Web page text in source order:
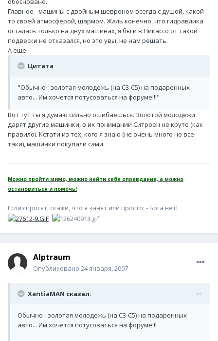
Главное - машины с двойным шевроном всегда с душой, какой-
то своей атмосферой, шармом. Жаль конечно, что гидравлика
осталась только на двух машинах, я бы и в Пикассо от такой
подвески не отказался, но это увы, не нам решать.
А еще:
Цитата
"Обычно - золотая молодежь (на С3-С5) на подаренных
авто... Им хочется потусоваться на форуме!!!"
Вот тут ты я думаю сильно ошибаешься. Золотой молодежи
дарят другие машинки, в их понимании Ситроен не круто (как
правило). Кстати из тех, кого я знаю (не очень много но все-
таки), машинки покупали сами.
Можно пройти мимо, можно найти себе оправдание, а можно
остановиться и помочь!
Если спросят, скажи, что я занят или просто: - Бога нет!
Alptraum
Опубликовано 24 января, 2007
XantiaMAN сказал:
Обычно - золотая молодежь (на С3-С5) на подаренных
авто... Им хочется потусоваться на форуме!!!